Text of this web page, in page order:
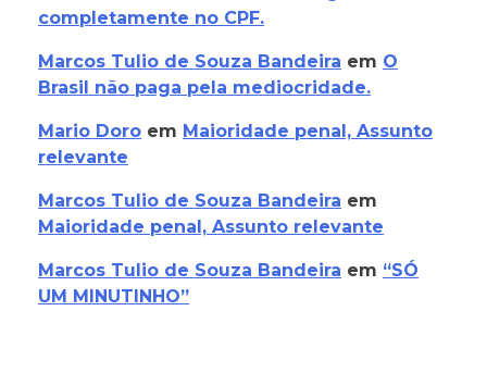
completamente no CPF.
Marcos Tulio de Souza Bandeira em O
Brasil não paga pela mediocridade.
Mario Doro em Maioridade penal, Assunto
relevante
Marcos Tulio de Souza Bandeira em
Maioridade penal, Assunto relevante
Marcos Tulio de Souza Bandeira em “SÓ
UM MINUTINHO”